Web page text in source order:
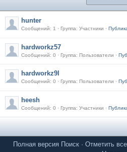
hunter
Сообщений: 1 · Группа: Участники ·
hardworkz57
Сообщений: 0 · Группа: Пользователи ·
hardworkz9l
Сообщений: 0 · Группа: Пользователи ·
heesh
Сообщений: 0 · Группа: Участники ·
Полная версия Поиск · Отметить